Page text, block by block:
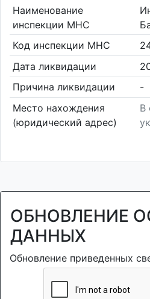
Наименование
инспекции МНС
Код инспекции МНС
Дата ликвидации
Причина ликвидации
-
Место нахождения
(юридический адрес)
В
ОБНОВЛЕНИЕ
ДАННЫХ
Обновление приведенных